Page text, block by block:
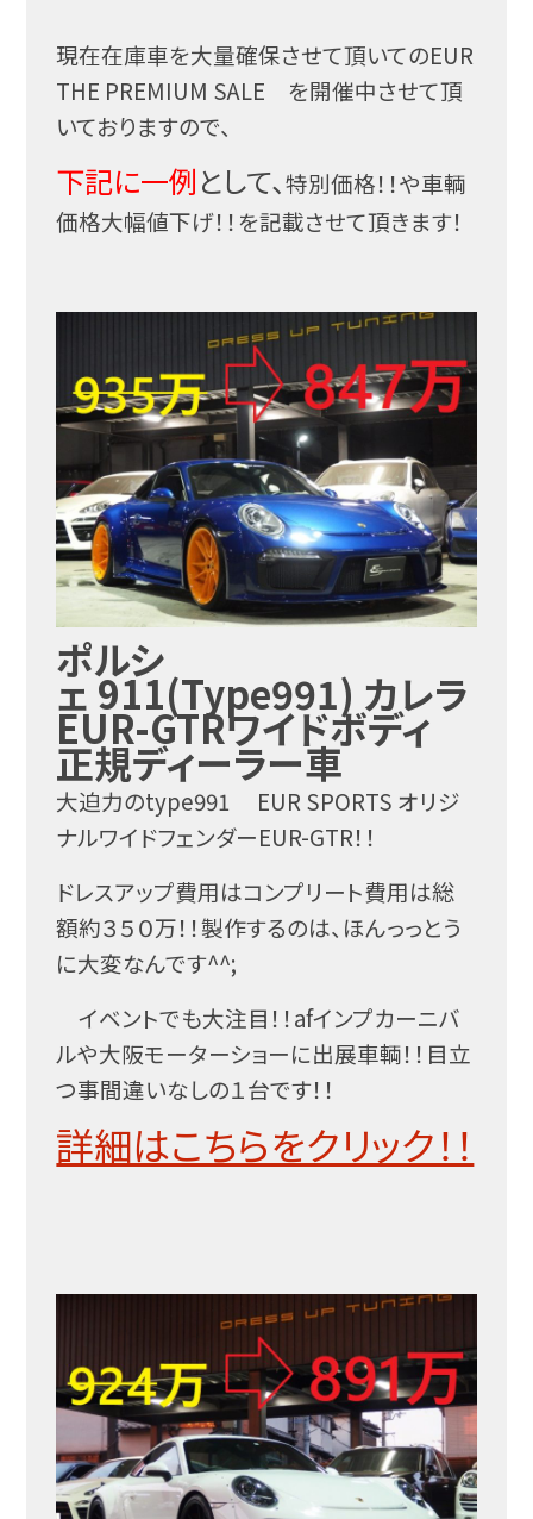
現在在庫車を大量確保させて頂いてのEUR
THE PREMIUM SALE を開催中させて頂
いておりますので、
下記に一例として、特別価格！！や車輌
価格大幅値下げ！！を記載させて頂きます！
ポルシ
ェ 911(Type991) カレラ
EUR-GTRワイドボディ
正規ディーラー車
大迫力のtype991 EUR SPORTS オリジ
ナルワイドフェンダーEUR-GTR！！
ドレスアップ費用はコンプリート費用は総
額約３５０万！！製作するのは、ほんっっとう
に大変なんです^^;
イベントでも大注目！！afインプカーニバ
ルや大阪モーターショーに出展車輌！！目立
つ事間違いなしの１台です！！
詳細はこちらをクリック！！